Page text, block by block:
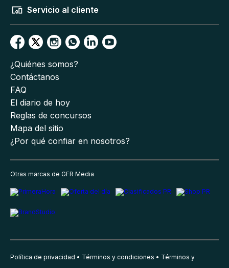
Servicio al cliente
¿Quiénes somos?
Contáctanos
FAQ
El diario de hoy
Reglas de concursos
Mapa del sitio
¿Por qué confiar en nosotros?
Otras marcas de GFR Media
Política de privacidad Términos y condiciones
Términos y